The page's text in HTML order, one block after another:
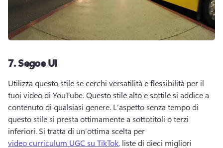
7.Segoe UI
Utilizza questo stile se cerchi versatilità e flessibilità per il
tuoi video di YouTube. Questo stile alto e sottile si addice a
contenuto di qualsiasi genere. L’aspetto senza tempo di
questo stile si presta ottimamente a sottotitoli o terzi
inferiori. Si tratta di un’ottima scelta per
video curriculum UGC su TikTok, liste di dieci migliori